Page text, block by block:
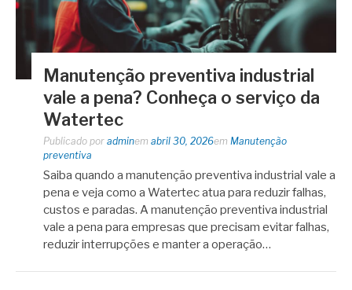
Manutenção preventiva industrial
vale a pena? Conheça o serviço da
Watertec
Publicado por adminem abril 30, 2026em Manutenção
preventiva
Saiba quando a manutenção preventiva industrial vale a
pena e veja como a Watertec atua para reduzir falhas,
custos e paradas. A manutenção preventiva industrial
vale a pena para empresas que precisam evitar falhas,
reduzir interrupções e manter a operação…